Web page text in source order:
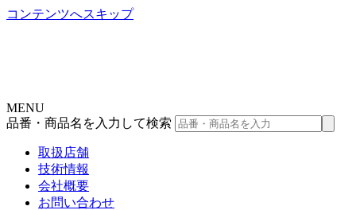
コンテンツへスキップ
MENU
品番・商品名を入力して検索
取扱店舗
技術情報
会社概要
お問い合わせ